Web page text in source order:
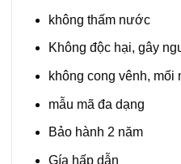
không thấm nước
Không độc hại, gây
không cong vênh, mối
mẫu mã đa dạng
Bảo hành 2 năm
Gía hấp dẫn